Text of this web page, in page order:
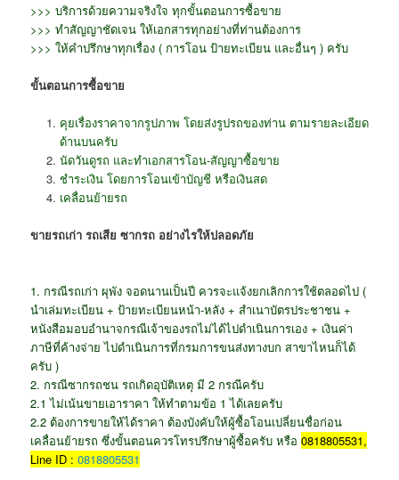
>>> บริการด้วยความจริงใจ ทุกขั้นตอนการซื้อขาย
>>> ทำสัญญาชัดเจน ให้เอกสารทุกอย่างที่ท่านต้องการ
>>> ให้คำปรึกษาทุกเรื่อง ( การโอน ป้ายทะเบียน และอื่นๆ ) ครับ
ขั้นตอนการซื้อขาย
คุยเรื่องราคาจากรูปภาพ โดยส่งรูปรถของท่าน ตามรายละเอียด
ด้านบนครับ
นัดวันดูรถ และทำเอกสารโอน-สัญญาซื้อขาย
ชำระเงิน โดยการโอนเข้าบัญชี หรือเงินสด
เคลื่อนย้ายรถ
ขายรถเก่า รถเสีย ซากรถ อย่างไรให้ปลอดภัย
1. กรณีรถเก่า ผุพัง จอดนานเป็นปี ควรจะแจ้งยกเลิกการใช้ตลอดไป (
นำเล่มทะเบียน + ป้ายทะเบียนหน้า-หลัง + สำเนาบัตรประชาชน +
หนังสือมอบอำนาจกรณีเจ้าของรถไม่ได้ไปดำเนินการเอง + เงินค่า
ภาษีที่ค้างจ่าย ไปดำเนินการที่กรมการขนส่งทางบก สาขาไหนก็ได้
ครับ )
2. กรณีซากรถชน รถเกิดอุบัติเหตุ มี 2 กรณีครับ
2.1 ไม่เน้นขายเอาราคา ให้ทำตามข้อ 1 ได้เลยครับ
2.2 ต้องการขายให้ได้ราคา ต้องบังคับให้ผู้ซื้อโอนเปลี่ยนชื่อก่อน
เคลื่อนย้ายรถ ซึ่งขั้นตอนควรโทรปรึกษาผู้ซื้อครับ หรือ0818805531,
Line ID :0818805531